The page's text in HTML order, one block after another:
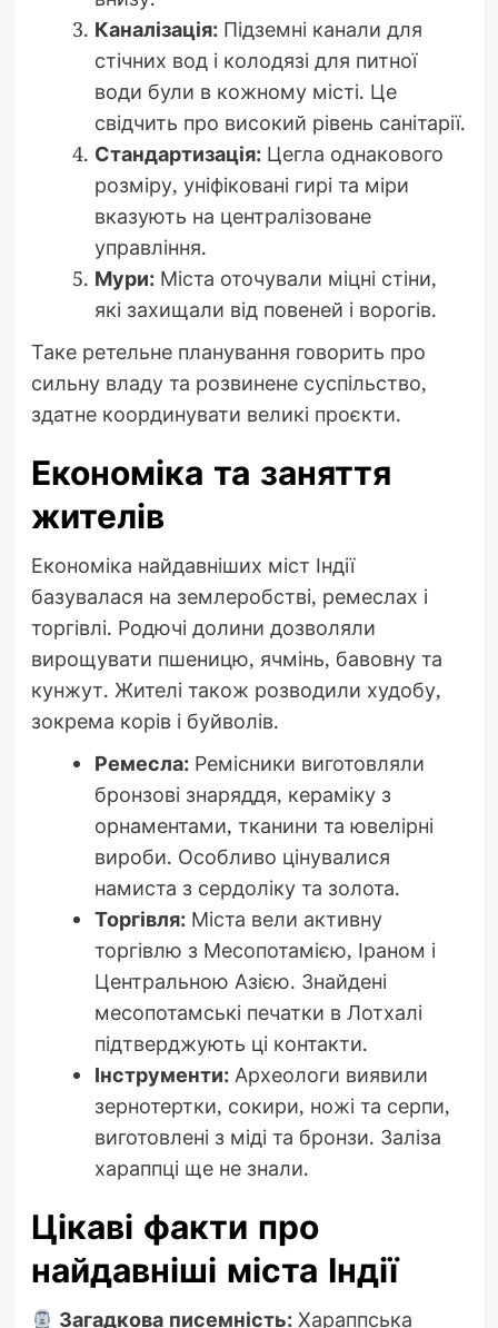
Каналізація:Підземні канали для
стічних вод і колодязі для питної
води були в кожному місті. Це
свідчить про високий рівень санітарії.
Стандартизація:Цегла однакового
розміру, уніфіковані гирі та міри
вказують на централізоване
управління.
Мури:Міста оточували міцні стіни,
які захищали від повеней і ворогів.
Таке ретельне планування говорить про
сильну владу та розвинене суспільство,
здатне координувати великі проєкти.
Економіка та заняття
жителів
Економіка найдавніших міст Індії
базувалася на землеробстві, ремеслах і
торгівлі. Родючі долини дозволяли
вирощувати пшеницю, ячмінь, бавовну та
кунжут. Жителі також розводили худобу,
зокрема корів і буйволів.
Ремесла:Ремісники виготовляли
бронзові знаряддя, кераміку з
орнаментами, тканини та ювелірні
вироби. Особливо цінувалися
намиста з сердоліку та золота.
Торгівля:Міста вели активну
торгівлю з Месопотамією, Іраном і
Центральною Азією. Знайдені
месопотамські печатки в Лотхалі
підтверджують ці контакти.
Інструменти:Археологи виявили
зернотертки, сокири, ножі та серпи,
виготовлені з міді та бронзи. Заліза
хараппці ще не знали.
Цікаві факти про
найдавніші міста Індії
Загадкова писемність: Хараппська